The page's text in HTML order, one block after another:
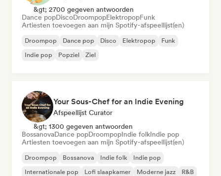
&gt; 2700 gegeven antwoorden
Dance popDiscoDroompopElektropopFunk
Artiesten toevoegen aan mijn Spotify-afspeellijst(en)
Droompop Dance pop Disco Elektropop
Funk
Indie pop
Popziel Ziel
Your Sous-Chef for an Indie Evening
Afspeellijst Curator
&gt; 1300 gegeven antwoorden
BossanovaDance popDroompopIndie folkIndie pop
Artiesten toevoegen aan mijn Spotify-afspeellijst(en)
Droompop Bossanova Indie folk
Indie pop
Internationale pop
Lofi slaapkamer Moderne jazz R&B